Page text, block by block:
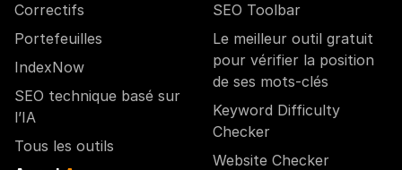
Correctifs
Portefeuilles
IndexNow
SEO technique basé sur
l’IA
Tous les outils
SEO Toolbar
Le meilleur outil gratuit
pour vérifier la position
de ses mots-clés
Keyword Difficulty
Checker
Website Checker